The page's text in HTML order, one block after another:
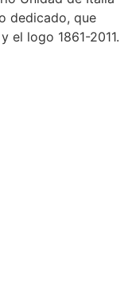
dedicado, que
el logo 1861-2011.